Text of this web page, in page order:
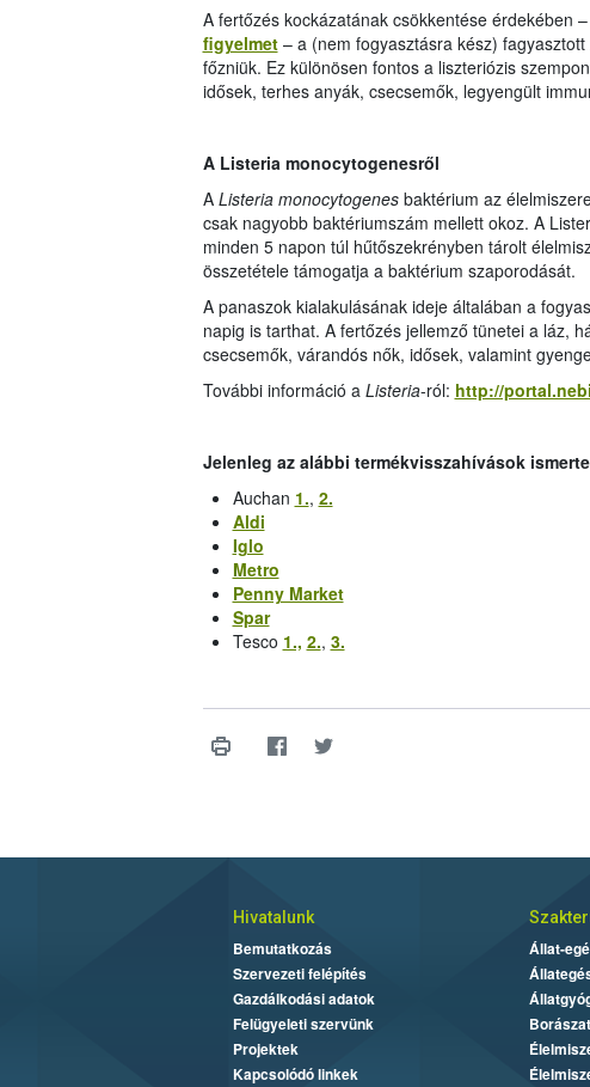
A fertőzés kockázatának csökkentése érdekében –
figyelmet– a (nem fogyasztásra kész)
főzniük. Ez különösen fontos a liszteriózis
idősek, terhes anyák, csecsemők, legyengült
A Listeria monocytogenesről
A Listeria monocytogenesbaktérium az
csak nagyobb baktériumszám mellett okoz. A
minden 5 napon túl hűtőszekrényben tárolt
összetétele támogatja a baktérium szaporodását.
A panaszok kialakulásának ideje általában a
napig is tarthat. A fertőzés jellemző tünetei a láz,
csecsemők, várandós nők, idősek, valamint
További információ a Listeria-ról: http://
Jelenleg az alábbi termékvisszahívások
Auchan 1., 2.
Aldi
Iglo
Metro
Penny Market
Spar
Tesco 1., 2., 3.
Hivatalunk
Bemutatkozás
Szervezeti felépítés
Gazdálkodási adatok
Felügyeleti szervünk
Projektek
Kapcsolódó linkek
Állat-